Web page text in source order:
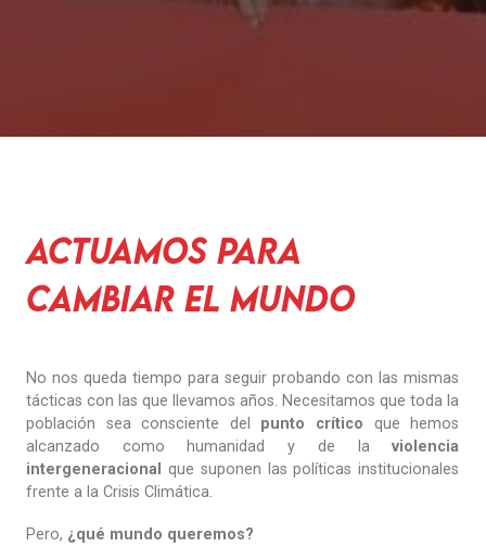
Actuamos para
cambiar el mundo
No nos queda tiempo para seguir probando con las mismas
tácticas con las que llevamos años. Necesitamos que toda la
población sea consciente del punto crítico que hemos
alcanzado como humanidad y de laviolencia
intergeneracional que suponen las políticas institucionales
frente a la Crisis Climática.
Pero, ¿qué mundo queremos?